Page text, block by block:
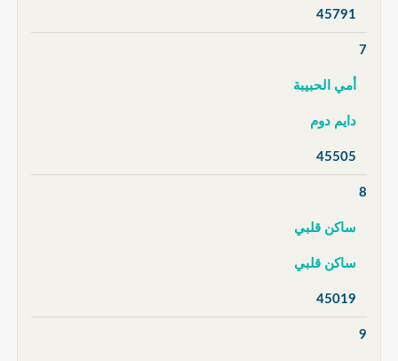
45791
7
أمي الحبيبة
دايم دوم
45505
8
ساكن قلبي
ساكن قلبي
45019
9